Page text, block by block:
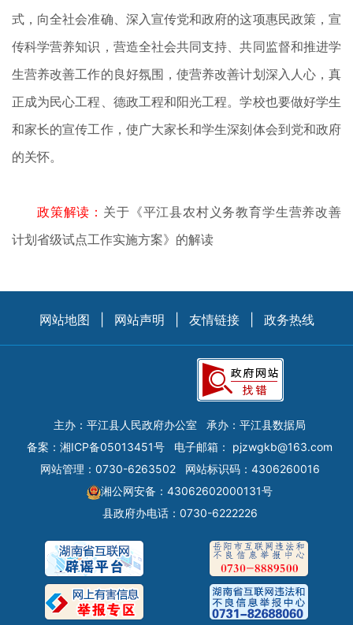
式，向全社会准确、深入宣传党和政府的这项惠民政策，宣
传科学营养知识，营造全社会共同支持、共同监督和推进学
生营养改善工作的良好氛围，使营养改善计划深入人心，真
正成为民心工程、德政工程和阳光工程。学校也要做好学生
和家长的宣传工作，使广大家长和学生深刻体会到党和政府
的关怀。
政策解读： 关于《平江县农村义务教育学生营养改善
计划省级试点工作实施方案》的解读
网站地图 网站声明 友情链接 政务热线
主办：平江县人民政府办公室
承办：平江县数据局
备案： 湘ICP备05013451号 电子邮箱： pjzwgkb@163.com
网站管理：0730-6263502
网站标识码：4306260016
湘公网安备：43062602000131号
县政府办电话：0730-6222226